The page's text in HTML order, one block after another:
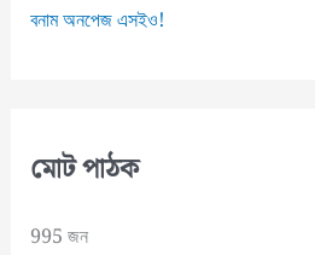
বনাম অনপেজ এসইও!
মোট পাঠক
995 জন